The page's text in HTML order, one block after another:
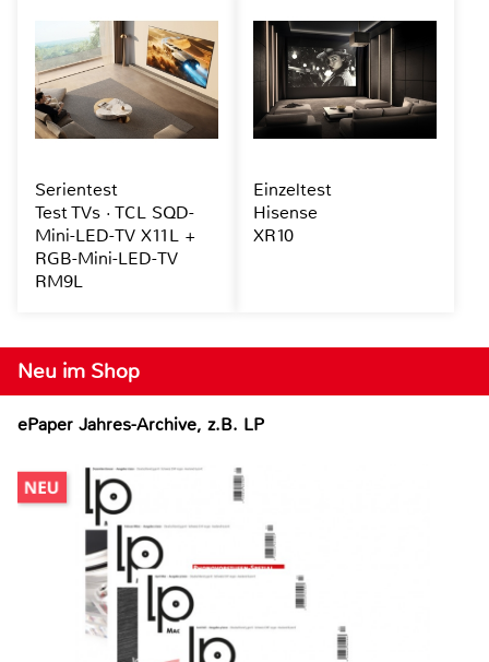
Neu im Shop
ePaper Jahres-Archive, z.B. LP
Serientest
Test TVs · TCL SQD-
Mini-LED-TV X11L +
RGB-Mini-LED-TV
RM9L
Einzeltest
Hisense
XR10